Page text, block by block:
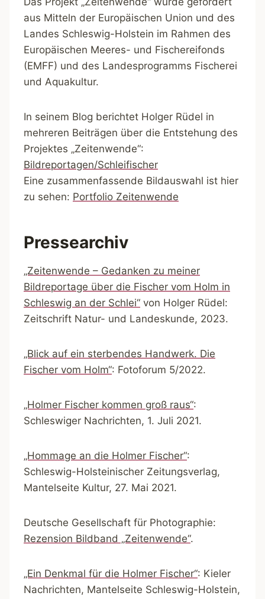
aus Mitteln der Europäischen Union und des
Landes Schleswig-Holstein im Rahmen des
Europäischen Meeres- und Fischereifonds
(EMFF) und des Landesprogramms Fischerei
und Aquakultur.
In seinem Blog berichtet Holger Rüdel in
mehreren Beiträgen über die Entstehung des
Projektes „Zeitenwende“:
Bildreportagen/Schleifischer
Eine zusammenfassende Bildauswahl ist hier
zu sehen: Portfolio Zeitenwende
Pressearchiv
„Zeitenwende – Gedanken zu meiner
Bildreportage über die Fischer vom Holm in
Schleswig an der Schlei“ von Holger Rüdel:
Zeitschrift Natur- und Landeskunde, 2023.
„Blick auf ein sterbendes Handwerk. Die
Fischer vom Holm“: Fotoforum 5/2022.
„Holmer Fischer kommen groß raus“:
Schleswiger Nachrichten, 1. Juli 2021.
„Hommage an die Holmer Fischer“:
Schleswig-Holsteinischer Zeitungsverlag,
Mantelseite Kultur, 27. Mai 2021.
Deutsche Gesellschaft für Photographie:
Rezension Bildband „Zeitenwende“.
„Ein Denkmal für die Holmer Fischer“: Kieler
Nachrichten, Mantelseite Schleswig-Holstein,